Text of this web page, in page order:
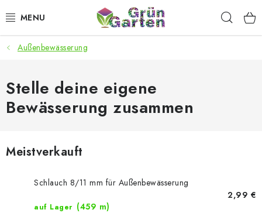
Inhalt
ANGEBOTE
LED PFLANZENLAMPEN
ANBAUBEDARF FÜR DEN HEIMANBAU
SMARTER GARTEN
Außenbewässerung
Stelle deine eigene
Bewässerung zusammen
Meistverkauft
Schlauch 8/11 mm für Außenbewässerung
auf Lager (459 m)
2,99 €